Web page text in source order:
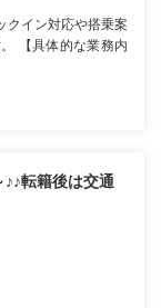
クイン対応や搭乗案
【具体的な業務内
転籍後は交通